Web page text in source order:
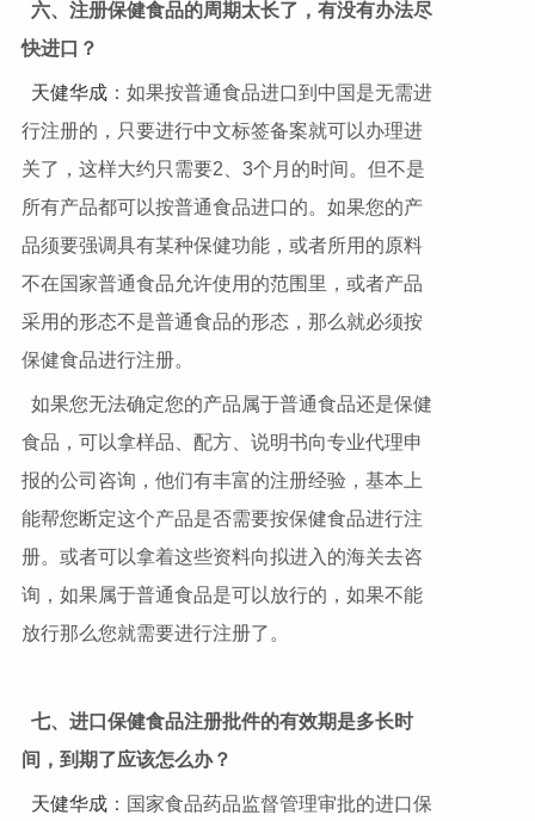
六、注册保健食品的周期太长了，有没有办法尽
快进口？
天健华成：如果按普通食品进口到中国是无需进
行注册的，只要进行中文标签备案就可以办理进
关了，这样大约只需要2、3个月的时间。但不是
所有产品都可以按普通食品进口的。如果您的产
品须要强调具有某种保健功能，或者所用的原料
不在国家普通食品允许使用的范围里，或者产品
采用的形态不是普通食品的形态，那么就必须按
保健食品进行注册。
如果您无法确定您的产品属于普通食品还是保健
食品，可以拿样品、配方、说明书向专业代理申
报的公司咨询，他们有丰富的注册经验，基本上
能帮您断定这个产品是否需要按保健食品进行注
册。或者可以拿着这些资料向拟进入的海关去咨
询，如果属于普通食品是可以放行的，如果不能
放行那么您就需要进行注册了。
七、进口保健食品注册批件的有效期是多长时
间，到期了应该怎么办？
天健华成：国家食品药品监督管理审批的进口保